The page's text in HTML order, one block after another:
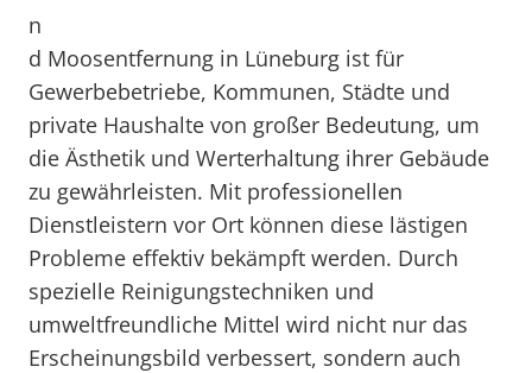
n
d Moosentfernung in Lüneburg ist für
Gewerbebetriebe, Kommunen, Städte und
private Haushalte von großer Bedeutung, um
die Ästhetik und Werterhaltung ihrer Gebäude
zu gewährleisten. Mit professionellen
Dienstleistern vor Ort können diese lästigen
Probleme effektiv bekämpft werden. Durch
spezielle Reinigungstechniken und
umweltfreundliche Mittel wird nicht nur das
Erscheinungsbild verbessert, sondern auch